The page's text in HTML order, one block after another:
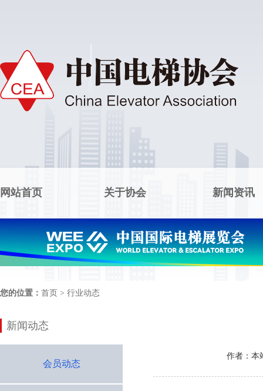
网站首页 关于协会 新闻资讯
您的位置： 首页 > 行业动态
新闻动态
会员动态
作者：本